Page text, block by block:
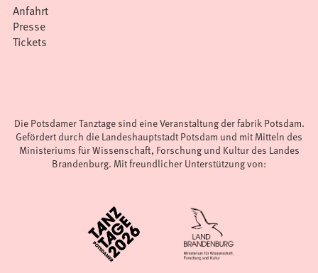
Anfahrt
Presse
Tickets
Die Potsdamer Tanztage sind eine Veranstaltung der fabrik Potsdam.
Gefördert durch die Landeshauptstadt Potsdam und mit Mitteln des
Ministeriums für Wissenschaft, Forschung und Kultur des Landes
Brandenburg. Mit freundlicher Unterstützung von: